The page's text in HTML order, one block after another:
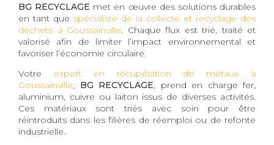
BG RECYCLAGE met en œuvre des solutions durables
en tant que spécialiste de la collecte et recyclage des
déchets à Goussainville. Chaque flux est trié, traité et
valorisé afin de limiter l’impact environnemental et
favoriser l’économie circulaire.
Votre expert en récupération de métaux à
Goussainville, BG RECYCLAGE, prend en charge fer,
aluminium, cuivre ou laiton issus de diverses activités.
Ces matériaux sont triés avec soin pour être
réintroduits dans les filières de réemploi ou de refonte
industrielle.